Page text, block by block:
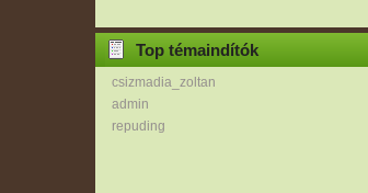
Top témaindítók
csizmadia_zoltan
admin
repuding